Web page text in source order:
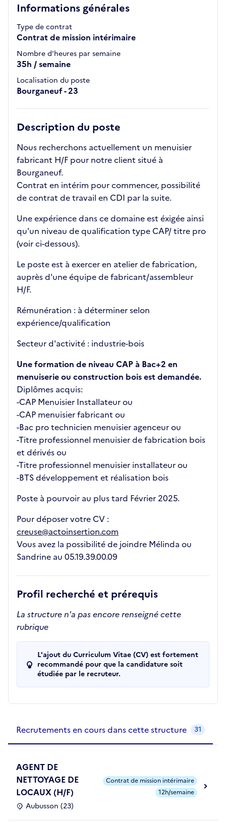
Informations générales
Type de contrat
Contrat de mission intérimaire
Nombre d'heures par semaine
35h / semaine
Localisation du poste
Bourganeuf - 23
Description du poste
Nous recherchons actuellement un menuisier
fabricant H/F pour notre client situé à
Bourganeuf.
Contrat en intérim pour commencer, possibilité
de contrat de travail en CDI par la suite.
Une expérience dans ce domaine est éxigée ainsi
qu'un niveau de qualification type CAP/ titre pro
(voir ci-dessous).
Le poste est à exercer en atelier de fabrication,
auprès d'une équipe de fabricant/assembleur
H/F.
Rémunération : à déterminer selon
expérience/qualification
Secteur d'activité : industrie-bois
Une formation de niveau CAP à Bac+2 en
menuiserie ou construction bois est demandée.
Diplômes acquis:
-CAP Menuisier Installateur ou
-CAP menuisier fabricant ou
-Bac pro technicien menuisier agenceur ou
-Titre professionnel menuisier de fabrication bois
et dérivés ou
-Titre professionnel menuisier installateur ou
-BTS développement et réalisation bois
Poste à pourvoir au plus tard Février 2025.
Pour déposer votre CV :
creuse@actoinsertion.com
Vous avez la possibilité de joindre Mélinda ou
Sandrine au 05.19.39.00.09
Profil recherché et prérequis
La structure n'a pas encore renseigné cette
rubrique
L'ajout du Curriculum Vitae (CV) est fortement
recommandé pour que la candidature soit
étudiée par le recruteur.
Recrutements en cours dans cette structure 31
AGENT DE
NETTOYAGE DE
LOCAUX (H/F)
Aubusson (23)
Contrat de mission intérimaire
12h/semaine